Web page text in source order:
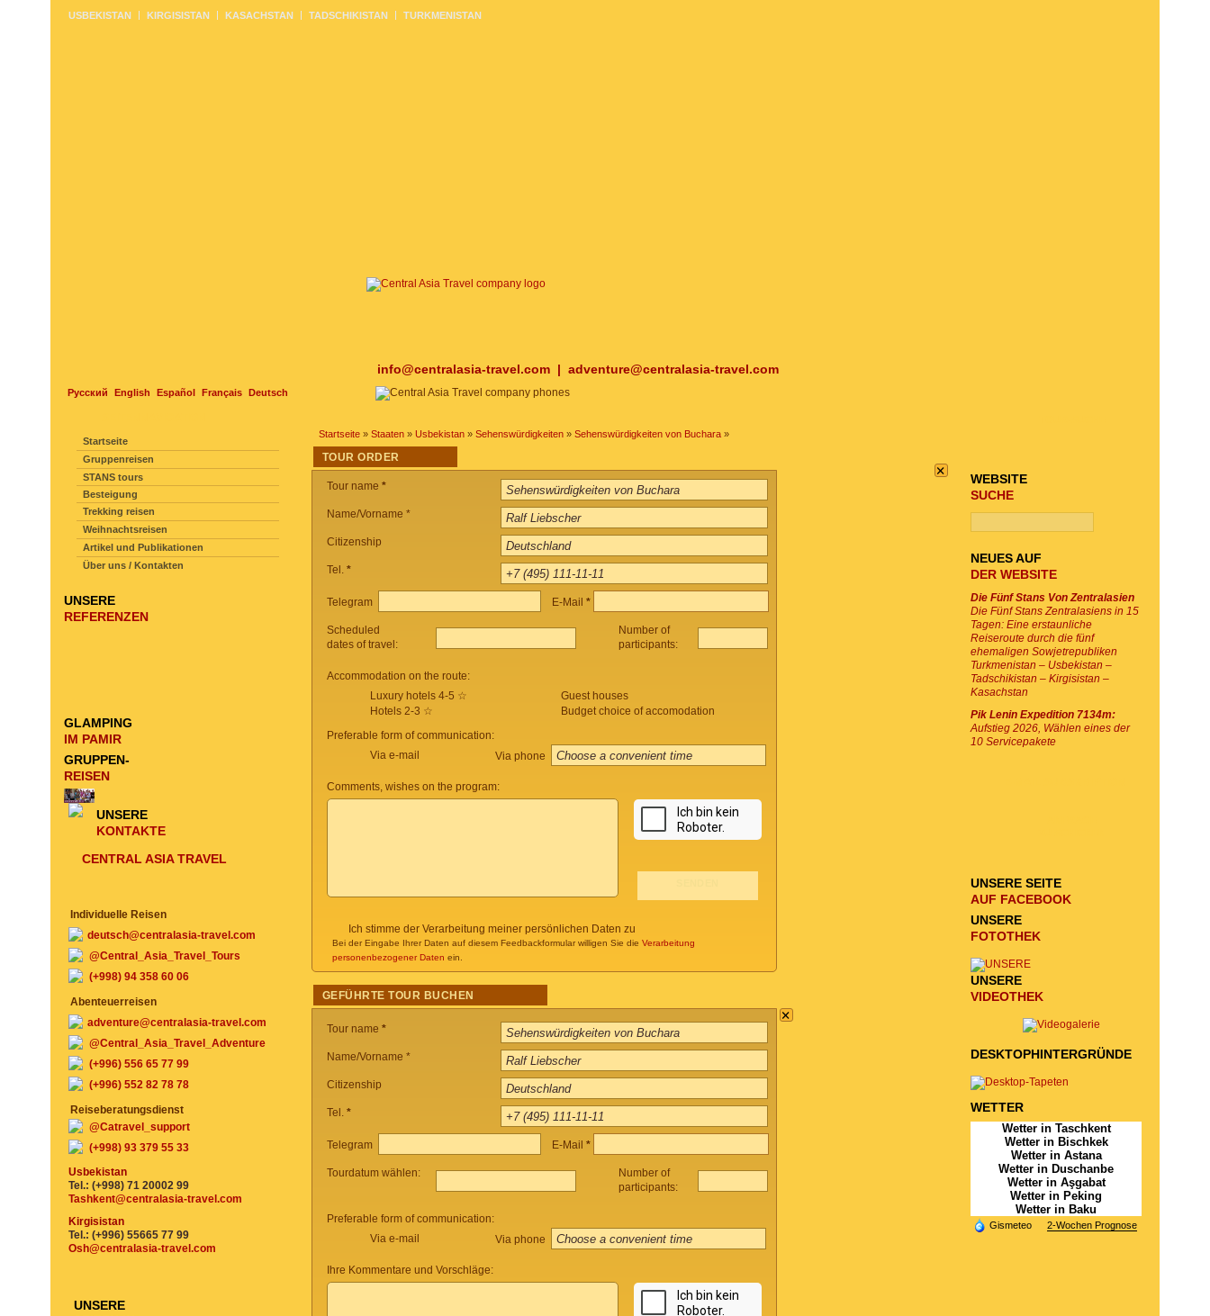
info@centralasia-travel.com | adventure@centralasia-travel.com
Русский English Español Français Deutsch
USBEKISTAN KIRGISISTAN KASACHSTAN TADSCHIKISTAN TURKMENISTAN
Startseite » Staaten » Usbekistan » Sehenswürdigkeiten » Sehenswürdigkeiten von Buchara »
TOUR ORDER ×
Tour name *
Name/Vorname *
Citizenship
Tel. *
Telegram E-Mail *
Scheduled
dates of travel:
Number of
participants:
Accommodation on the route:
Luxury hotels 4-5 ☆
Hotels 2-3 ☆
Guest houses
Budget choice of accomodation
Preferable form of communication:
Via e-mail
Via phone
Comments, wishes on the program:
Ich stimme der Verarbeitung meiner persönlichen Daten zu
Bei der Eingabe Ihrer Daten auf diesem Feedbackformular willigen Sie die Verarbeitung
personenbezogener Daten ein.
GEFÜHRTE TOUR BUCHEN
×
Tour name *
Name/Vorname *
Citizenship
Tel. *
Telegram E-Mail *
Tourdatum wählen:
Number of
participants:
Preferable form of communication:
Via e-mail
Via phone
Ihre Kommentare und Vorschläge:
Startseite
Gruppenreisen
STANS tours
Besteigung
Trekking reisen
Weihnachtsreisen
Artikel und Publikationen
Über uns / Kontakten
UNSERE
REFERENZEN
GLAMPING
IM PAMIR
GRUPPEN-
REISEN
UNSERE
KONTAKTE
CENTRAL ASIA TRAVEL
Individuelle Reisen
deutsch@centralasia-travel.com
@Central_Asia_Travel_Tours
(+998) 94 358 60 06
Abenteuerreisen
adventure@centralasia-travel.com
@Central_Asia_Travel_Adventure
(+996) 556 65 77 99
(+996) 552 82 78 78
Reiseberatungsdienst
@Catravel_support
(+998) 93 379 55 33
Usbekistan
Tel.: (+998) 71 20002 99
Tashkent@centralasia-travel.com
Kirgisistan
Tel.: (+996) 55665 77 99
Osh@centralasia-travel.com
UNSERE
WEBSITE
SUCHE
NEUES AUF
DER WEBSITE
Die Fünf Stans Von Zentralasien
Die Fünf Stans Zentralasiens in 15
Tagen: Eine erstaunliche
Reiseroute durch die fünf
ehemaligen Sowjetrepubliken
Turkmenistan – Usbekistan –
Tadschikistan – Kirgisistan –
Kasachstan
Pik Lenin Expedition 7134m:
Aufstieg 2026, Wählen eines der
10 Servicepakete
UNSERE SEITE
AUF FACEBOOK
UNSERE
FOTOTHEK
UNSERE
VIDEOTHEK
DESKTOPHINTERGRÜNDE
WETTER
Wetter in Taschkent
Wetter in Bischkek
Wetter in Astana
Wetter in Duschanbe
Wetter in Aşgabat
Wetter in Peking
Wetter in Baku
Gismeteo 2-Wochen Prognose